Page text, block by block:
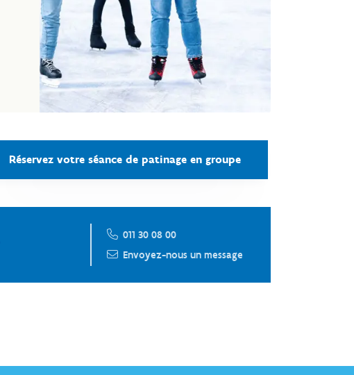
Réservez votre séance de patinage en groupe
011 30 08 00
Envoyez-nous un message